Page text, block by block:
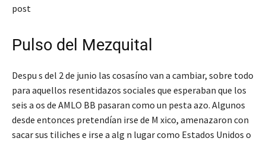
post
Pulso del Mezquital
Despu s del 2 de junio las cosasíno van a cambiar, sobre todo
para aquellos resentidazos sociales que esperaban que los
seis a os de AMLO BB pasaran como un pesta azo. Algunos
desde entonces pretendían irse de M xico, amenazaron con
sacar sus tiliches e irse a alg n lugar como Estados Unidos o